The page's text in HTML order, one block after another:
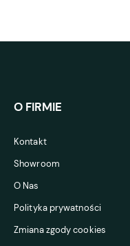
O FIRMIE
Kontakt
Showroom
O Nas
Polityka prywatności
Zmiana zgody cookies